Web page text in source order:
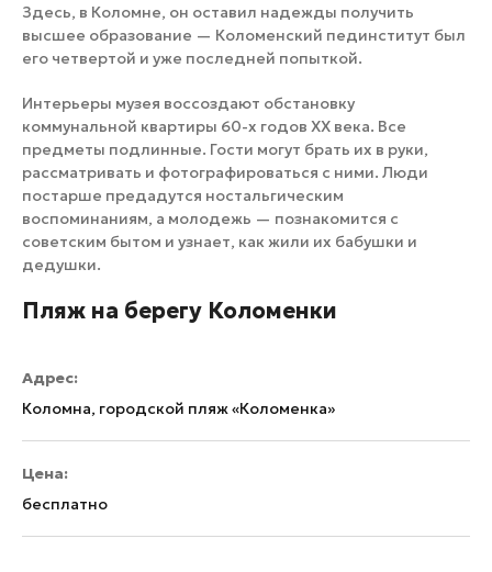
Здесь, в Коломне, он оставил надежды получить
высшее образование — Коломенский пединститут был
его четвертой и уже последней попыткой.
Интерьеры музея воссоздают обстановку
коммунальной квартиры 60-х годов XX века. Все
предметы подлинные. Гости могут брать их в руки,
рассматривать и фотографироваться с ними. Люди
постарше предадутся ностальгическим
воспоминаниям, а молодежь — познакомится с
советским бытом и узнает, как жили их бабушки и
дедушки.
Пляж на берегу Коломенки
Адрес:
Коломна, городской пляж «Коломенка»
Цена:
бесплатно